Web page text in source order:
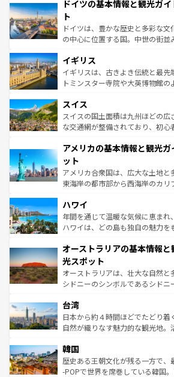
ンテンツ一覧 を参照してほしい。
で、幅広い魅力が詰まっている。
聖堂、美しいビーチ、そして豊か
から魅了する。また、フランスは
れ、フランス料理はユネスコ無形
香り高いラベンダー畑など、多彩
らに、パリ以外の地域にも魅力
も豊かな歴史と文化が息づいてい
を参照してほしい。
ドイツの基本情報と観光ガ
ト
ドイツは、豊かな歴史と多彩な
の中心に位置する国。中世の街並
顔を持つこの国は、どこを歩いて
ルリンの文化的活気、バイエルン
してライン川沿いのワイン畑とい
は、お酒好きな人にはぜひ体験してほしい。
ドイツ情報はコンテンツ一覧を参
イギリス
イギリスは、古きよき伝統と最先
トミンスター寺院や大英博物館の
リアごとに異なる魅力がある。ま
ティー、ビール好きにはたまら
戦など、本場だからこそできる体
ンツ一覧を参照してほしい。
スイス
スイスの国土面積は九州ほどの
な交通網が整備されており、初心
の建物がそのまま残る町や、スイ
博物館もあり、アルプス観光だけ
ことができる。国民の所得が高い
者向けの交通パス提供のサービス
着のスイス情報は
アメリカの基本情報と観光
ット
アメリカ合衆国は、広大な土地と
東海岸の都市部から西海岸のカリ
のような巨大都市は、観光、ショ
ンメントが詰まった刺激的なスポ
西部には大自然が広がり、グラン
部のニューオーリンズでは、音楽
文化が魅力。旅行者はアメリカの
しみながら、その多様性と豊かな
るだろう。車でのロードトリップ
情報は
ハワイ
年間を通じて温暖な気候に恵まれ
ハワイは、どの島も独自の魅力を
ワイ島は見逃せない。また、定番
島だが、静かな自然を求めるなら
おすすめ。エメラルドグリーンに
文化や歴史が息づいている。「ア
人々、おいしいローカルフードや
ク、伝統的なフラダンスなど、す
っている。訪れるたびに新しい発
はコンテンツ一覧
オーストラリアの基本情報
光スポット
オーストラリアは、壮大な自然と
シドニーのシンボルであるシドニ
リアリーフや大陸中央部にそびえ
ク）、タスマニアの美しい原生林
ど、見どころがたくさん。また、
いる。アクティビティも充実して
ビング、ハイキングなど、アウト
い。オーストラリアの多彩な魅力
台湾
日本から約４時間ほどでたどり着
自然が織りなす魅力的な観光地。
ン）、静ひつな山岳地帯である台
と山間の静けさが共存しており、
驚きをもたらしてくれる。また、
韓国
歴史ある王朝文化が残る一方で、
-POPで世界を席巻している韓国